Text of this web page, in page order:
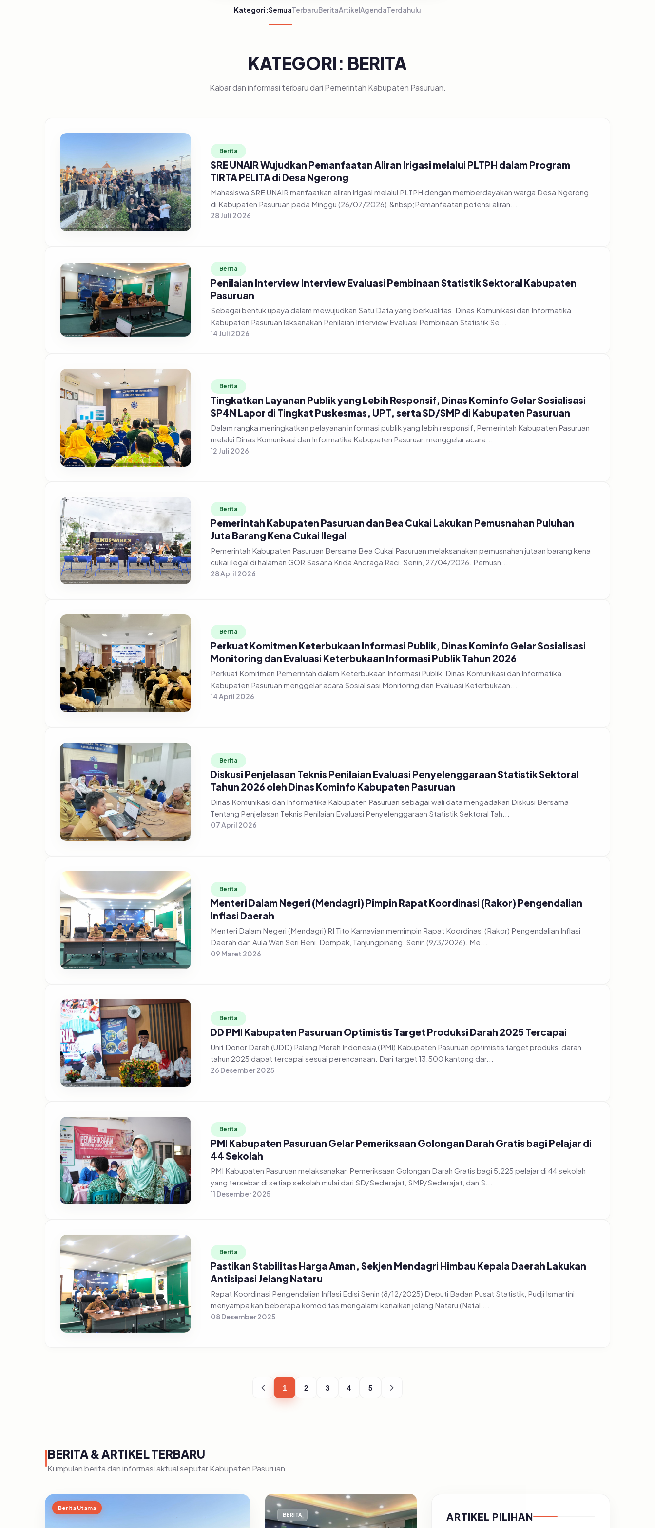
Kategori:SemuaTerbaruBerita ArtikelAgendaTerdahulu
KATEGORI: BERITA
Kabar dan informasi terbaru dari Pemerintah Kabupaten Pasuruan.
Berita
SRE UNAIR Wujudkan Pemanfaatan Aliran Irigasi melalui PLTPH dalam Program
TIRTA PELITA di Desa Ngerong
Mahasiswa SRE UNAIR manfaatkan aliran irigasi melalui PLTPH dengan memberdayakan warga Desa Ngerong
di Kabupaten Pasuruan pada Minggu (26/07/2026).&nbsp;Pemanfaatan potensi aliran...
28 Juli 2026
Berita
Penilaian Interview Interview Evaluasi Pembinaan Statistik Sektoral Kabupaten
Pasuruan
Sebagai bentuk upaya dalam mewujudkan Satu Data yang berkualitas, Dinas Komunikasi dan Informatika
Kabupaten Pasuruan laksanakan Penilaian Interview Evaluasi Pembinaan Statistik Se...
14 Juli 2026
Berita
Tingkatkan Layanan Publik yang Lebih Responsif, Dinas Kominfo Gelar Sosialisasi
SP4N Lapor di Tingkat Puskesmas, UPT, serta SD/SMP di Kabupaten Pasuruan
Dalam rangka meningkatkan pelayanan informasi publik yang lebih responsif, Pemerintah Kabupaten Pasuruan
melalui Dinas Komunikasi dan Informatika Kabupaten Pasuruan menggelar acara...
12 Juli 2026
Berita
Pemerintah Kabupaten Pasuruan dan Bea Cukai Lakukan Pemusnahan Puluhan
Juta Barang Kena Cukai Ilegal
Pemerintah Kabupaten Pasuruan Bersama Bea Cukai Pasuruan melaksanakan pemusnahan jutaan barang kena
cukai ilegal di halaman GOR Sasana Krida Anoraga Raci, Senin, 27/04/2026. Pemusn...
28 April 2026
Berita
Perkuat Komitmen Keterbukaan Informasi Publik, Dinas Kominfo Gelar Sosialisasi
Monitoring dan Evaluasi Keterbukaan Informasi Publik Tahun 2026
Perkuat Komitmen Pemerintah dalam Keterbukaan Informasi Publik, Dinas Komunikasi dan Informatika
Kabupaten Pasuruan menggelar acara Sosialisasi Monitoring dan Evaluasi Keterbukaan...
14 April 2026
Berita
Diskusi Penjelasan Teknis Penilaian Evaluasi Penyelenggaraan Statistik Sektoral
Tahun 2026 oleh Dinas Kominfo Kabupaten Pasuruan
Dinas Komunikasi dan Informatika Kabupaten Pasuruan sebagai wali data mengadakan Diskusi Bersama
Tentang Penjelasan Teknis Penilaian Evaluasi Penyelenggaraan Statistik Sektoral Tah...
07 April 2026
Berita
Menteri Dalam Negeri (Mendagri) Pimpin Rapat Koordinasi (Rakor) Pengendalian
Inflasi Daerah
Menteri Dalam Negeri (Mendagri) RI Tito Karnavian memimpin Rapat Koordinasi (Rakor) Pengendalian Inflasi
Daerah dari Aula Wan Seri Beni, Dompak, Tanjungpinang, Senin (9/3/2026). Me...
09 Maret 2026
Berita
DD PMI Kabupaten Pasuruan Optimistis Target Produksi Darah 2025 Tercapai
Unit Donor Darah (UDD) Palang Merah Indonesia (PMI) Kabupaten Pasuruan optimistis target produksi darah
tahun 2025 dapat tercapai sesuai perencanaan. Dari target 13.500 kantong dar...
26 Desember 2025
Berita
PMI Kabupaten Pasuruan Gelar Pemeriksaan Golongan Darah Gratis bagi Pelajar di
44 Sekolah
PMI Kabupaten Pasuruan melaksanakan Pemeriksaan Golongan Darah Gratis bagi 5.225 pelajar di 44 sekolah
yang tersebar di setiap sekolah mulai dari SD/Sederajat, SMP/Sederajat, dan S...
11 Desember 2025
Berita
Pastikan Stabilitas Harga Aman, Sekjen Mendagri Himbau Kepala Daerah Lakukan
Antisipasi Jelang Nataru
Rapat Koordinasi Pengendalian Inflasi Edisi Senin (8/12/2025) Deputi Badan Pusat Statistik, Pudji Ismartini
menyampaikan beberapa komoditas mengalami kenaikan jelang Nataru (Natal,...
08 Desember 2025
1 2 3 4 5
BERITA & ARTIKEL TERBARU
Kumpulan berita dan informasi aktual seputar Kabupaten Pasuruan.
Berita Utama
BERITA ARTIKEL PILIHAN